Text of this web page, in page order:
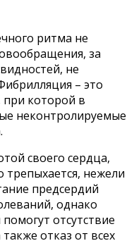
ритма не
за
не
– это
при которой в
неконтролируемые
своего сердца,
трепыхается, нежели
предсердий
однако
отсутствие
отказ от всех